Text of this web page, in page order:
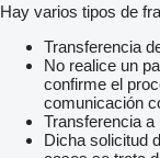
Hay varios tipos de
Transferencia
No realice un
confirme el
comunicación
Transferencia a
Dicha solicitud